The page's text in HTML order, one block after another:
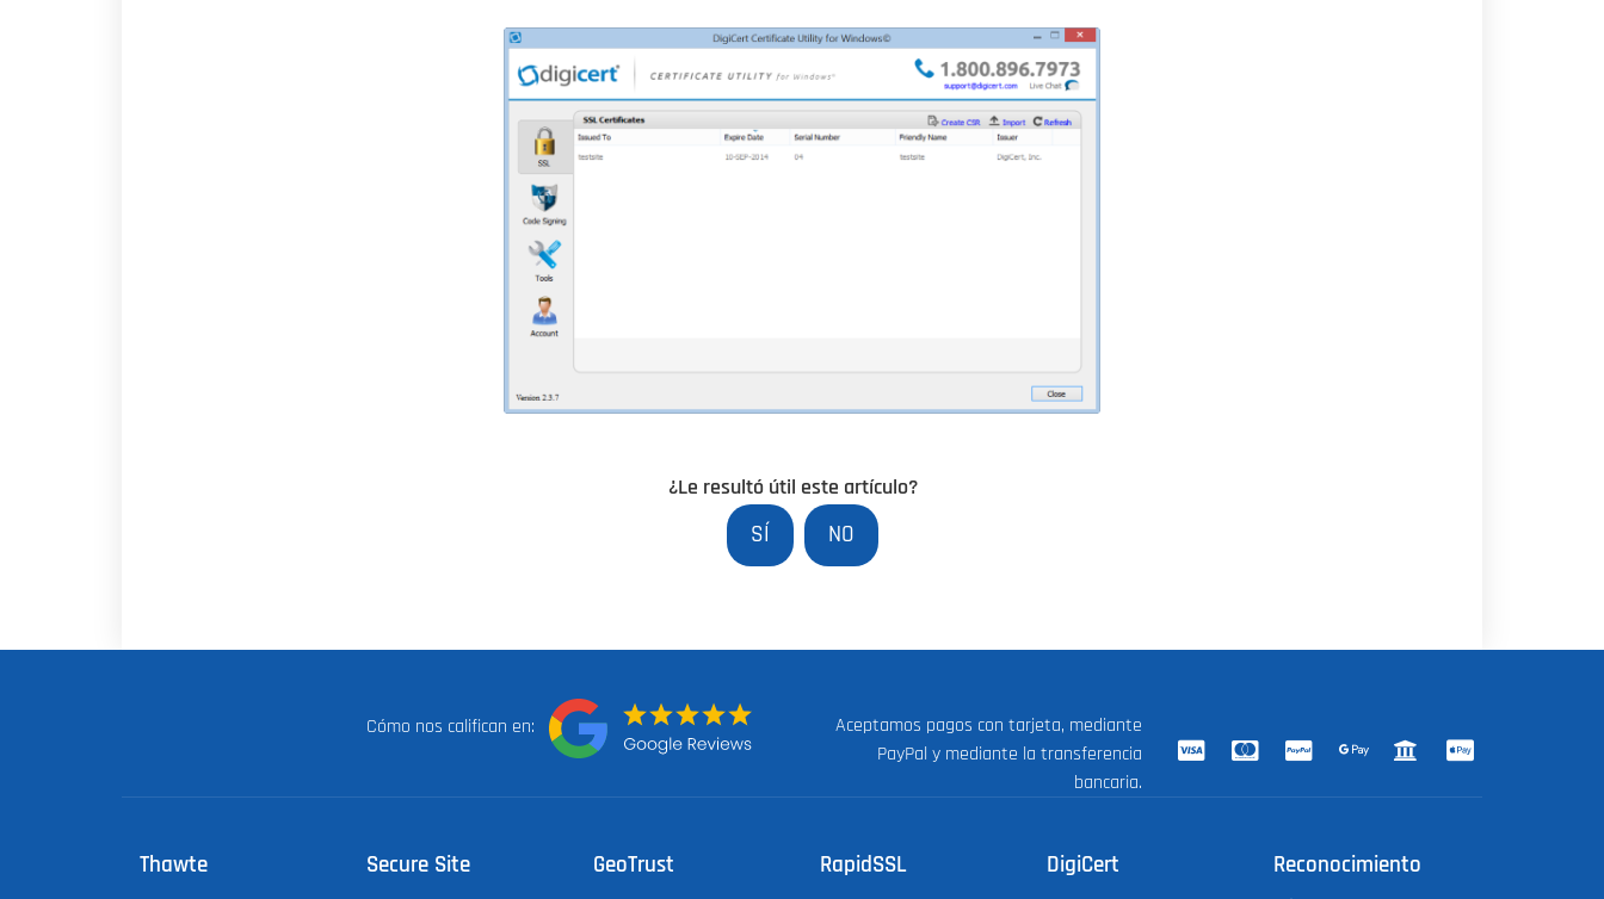
¿Le resultó útil este artículo?
SÍ NO
Cómo nos califican en:
Aceptamos pagos con tarjeta, mediante
PayPal y mediante la transferencia
bancaria.
Thawte Secure Site GeoTrust RapidSSL DigiCert Reconocimiento